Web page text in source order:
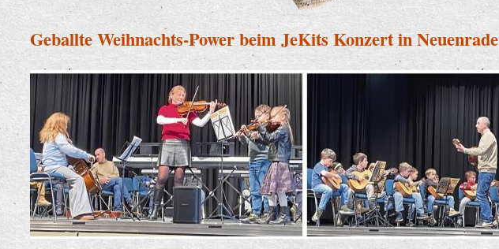
Geballte Weihnachts-Power beim JeKits Konzert in Neuenrade